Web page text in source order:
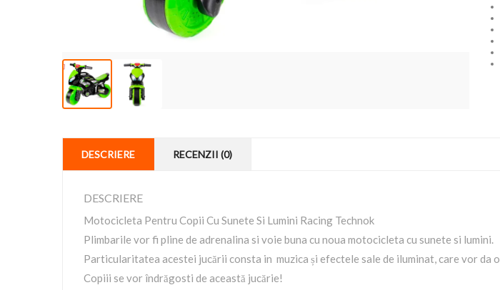
DESCRIERE RECENZII (0)
DESCRIERE
Motocicleta Pentru Copii Cu Sunete Si Lumini Racing Technok
Plimbarile vor fi pline de adrenalina si voie buna cu noua motocicleta cu sunete si lumini.
Particularitatea acestei jucării consta in muzica și efectele sale de iluminat, care vor da
Copiii se vor îndrăgosti de această jucărie!